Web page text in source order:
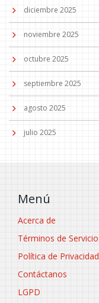
diciembre 2025
noviembre 2025
octubre 2025
septiembre 2025
agosto 2025
julio 2025
Menú
Acerca de
Términos de Servicio
Política de Privacidad
Contáctanos
LGPD